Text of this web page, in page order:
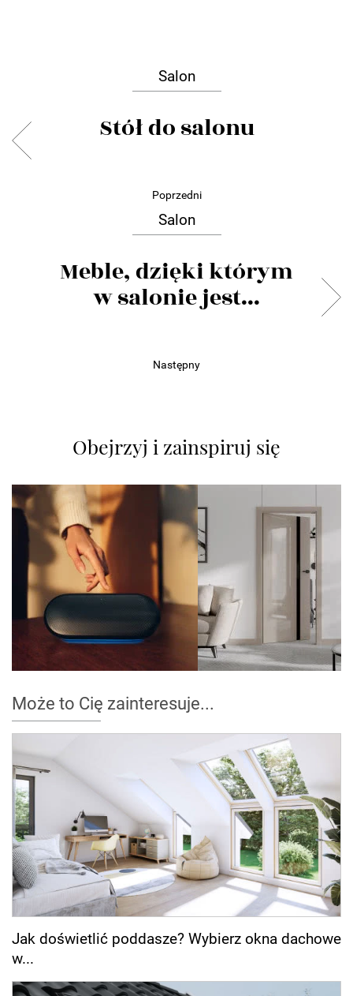
Salon
Stół do salonu
Poprzedni
Salon
Meble, dzięki którym
w salonie jest...
Następny
Obejrzyj i zainspiruj się
Może to Cię zainteresuje...
Jak doświetlić poddasze? Wybierz okna dachowe
w...